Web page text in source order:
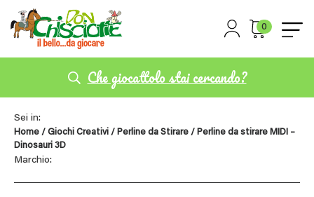
0
Che giocattolo stai cercando?
Sei in:
Home / Giochi Creativi / Perline da Stirare / Perline da stirare MIDI –
Dinosauri 3D
Marchio: